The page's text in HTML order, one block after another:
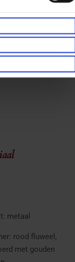
flosjes
metaal
rood fluweel,
met gouden